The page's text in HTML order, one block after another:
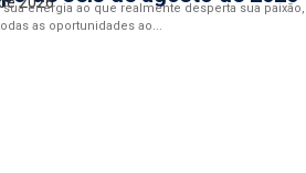
sua energia ao que realmente desperta sua
as oportunidades ao...